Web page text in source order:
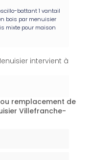
battant 1 vantail
bois par menuisier
mixte pour maison
intervient à
remplacement de
Villefranche-